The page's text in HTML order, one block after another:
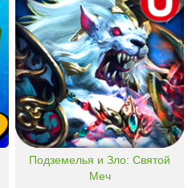
Подземелья и Зло: Святой
Меч